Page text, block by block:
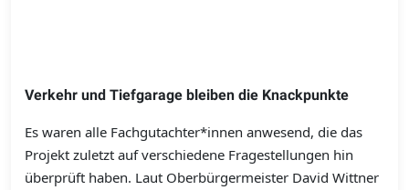
Verkehr und Tiefgarage bleiben die Knackpunkte
Es waren alle Fachgutachter*innen anwesend, die das
Projekt zuletzt auf verschiedene Fragestellungen hin
überprüft haben. Laut Oberbürgermeister David Wittner